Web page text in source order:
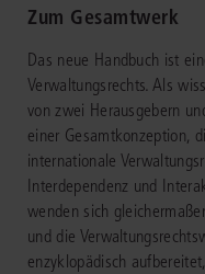
Zum Gesamtwerk
Das neue Handbuch ist
Verwaltungsrechts. Als
von zwei Herausgebern
einer Gesamtkonzeption,
internationale
Interdependenz und
wenden sich
und die
enzyklopädisch